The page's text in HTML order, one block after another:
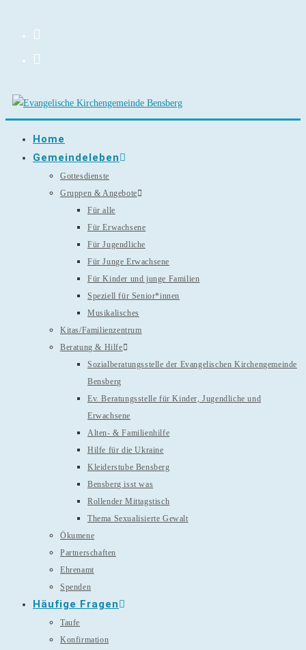
Home
Gemeindeleben
Gottesdienste
Gruppen & Angebote
Für alle
Für Erwachsene
Für Jugendliche
Für Junge Erwachsene
Für Kinder und junge Familien
Speziell für Senior*innen
Musikalisches
Kitas/Familienzentrum
Beratung & Hilfe
Sozialberatungsstelle der Evangelischen Kirchengemeinde
Bensberg
Ev. Beratungsstelle für Kinder, Jugendliche und
Erwachsene
Alten- & Familienhilfe
Hilfe für die Ukraine
Kleiderstube Bensberg
Bensberg isst was
Rollender Mittagstisch
Thema Sexualisierte Gewalt
Ökumene
Partnerschaften
Ehrenamt
Spenden
Häufige Fragen
Taufe
Konfirmation